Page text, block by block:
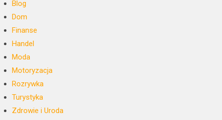
Blog
Dom
Finanse
Handel
Moda
Motoryzacja
Rozrywka
Turystyka
Zdrowie i Uroda